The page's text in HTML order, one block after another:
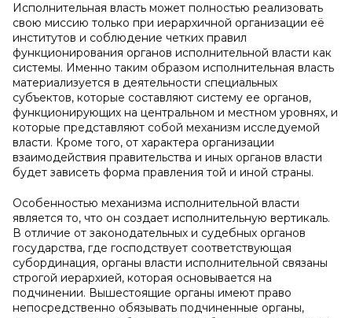
Исполнительная власть может полностью реализовать
свою миссию только при иерархичной организации её
институтов и соблюдение четких правил
функционирования органов исполнительной власти как
системы. Именно таким образом исполнительная власть
материализуется в деятельности специальных
субъектов, которые составляют систему ее органов,
функционирующих на центральном и местном уровнях, и
которые представляют собой механизм исследуемой
власти. Кроме того, от характера организации
взаимодействия правительства и иных органов власти
будет зависеть форма правления той и иной страны.
Особенностью механизма исполнительной власти
является то, что он создает исполнительную вертикаль.
В отличие от законодательных и судебных органов
государства, где господствует соответствующая
субординация, органы власти исполнительной связаны
строгой иерархией, которая основывается на
подчинении. Вышестоящие органы имеют право
непосредственно обязывать подчиненные органы,